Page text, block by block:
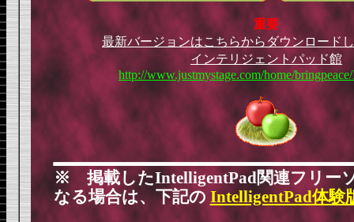
重要
最新バージョンはこちらからダウンロード
インテリジェントパッド館
http://www.justmystage.com/home/
※ 掲載したIntelligentPad関連フリー
なる場合は、下記の IntelligentPad体験